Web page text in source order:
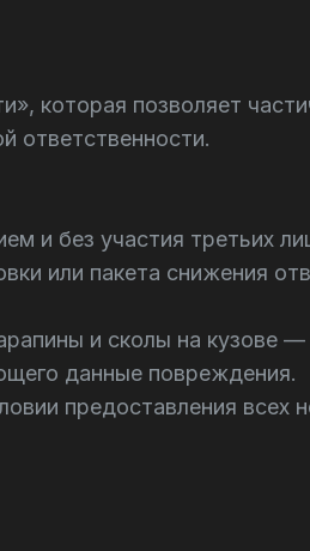
которая позволяет
ответственности.
и без участия третьих
или пакета снижения
и сколы на кузове
данные повреждения.
предоставления